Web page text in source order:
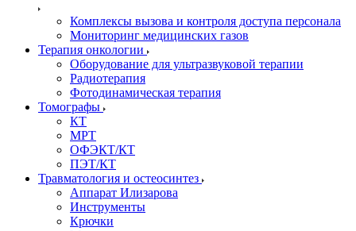
Комплексы вызова и контроля доступа персонала
Мониторинг медицинских газов
Терапия онкологии
Оборудование для ультразвуковой терапии
Радиотерапия
Фотодинамическая терапия
Томографы
КТ
МРТ
ОФЭКТ/КТ
ПЭТ/КТ
Травматология и остеосинтез
Аппарат Илизарова
Инструменты
Крючки